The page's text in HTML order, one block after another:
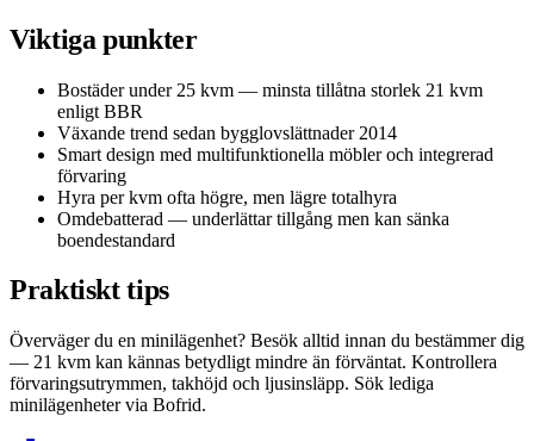
Viktiga punkter
Bostäder under 25 kvm — minsta tillåtna storlek 21 kvm
enligt BBR
Växande trend sedan bygglovslättnader 2014
Smart design med multifunktionella möbler och integrerad
förvaring
Hyra per kvm ofta högre, men lägre totalhyra
Omdebatterad — underlättar tillgång men kan sänka
boendestandard
Praktiskt tips
Överväger du en minilägenhet? Besök alltid innan du bestämmer dig
— 21 kvm kan kännas betydligt mindre än förväntat. Kontrollera
förvaringsutrymmen, takhöjd och ljusinsläpp. Sök lediga
minilägenheter via Bofrid.